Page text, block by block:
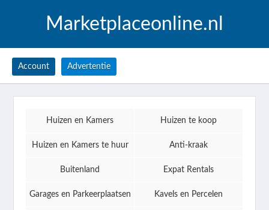
Marketplaceonline.nl
Account Advertentie
Huizen en Kamers Huizen te koop
Huizen en Kamers te huur Anti-kraak
Buitenland Expat Rentals
Garages en Parkeerplaatsen Kavels en Percelen